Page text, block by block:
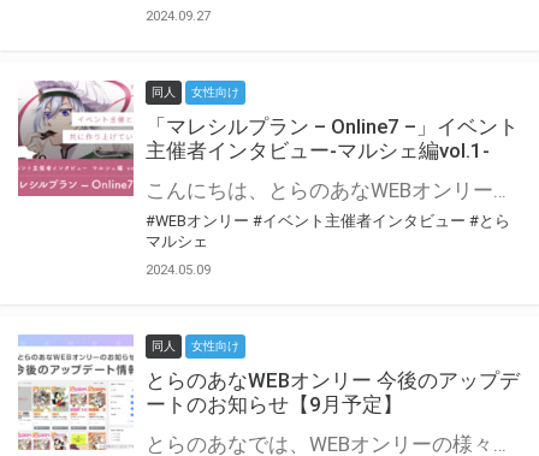
2024.09.27
同人 女性向け
「マレシルプラン – Online7 –」イベント
主催者インタビュー-マルシェ編vol.1-
こんにちは、とらのあなWEBオンリー運営スタッフです。 新たにお届けする、イベント主催者インタビュー-マルシェ編-は、 とらのあなWEBオンリー「マルシェ」をご利用した主催様に 「マルシェ」を使って開催した感想や心がけをお聞きする企画です。 今回は、WEBオンリー開催7回目迎えた「マレシルプラン – Online7 –」より、 主催の玉川うた様にお話を伺いました。 ▼マレシルプランのインタビュー前回記事 「イベント主催者インタビュー vol.6」はこちら 協力：玉川うた様（マレシルプラン実行委員会 代表）／イベント公式Twitter（@mallesil_plan） とらのあなWEBオンリー「マルシェ」とは？ WEBオンリーでリアルタイムでコミュニケーションがとれるオンライン会場です。
#WEBオンリー #イベント主催者インタビュー #とら
マルシェ
2024.05.09
同人 女性向け
とらのあなWEBオンリー 今後のアップデ
ートのお知らせ【9月予定】
とらのあなでは、WEBオンリーの様々な支援を実施しています。 今回は2021年9月に実装を予定しているアップデート情報についてご紹介いたします。 とらのあなWEBオンリーサイトはこちら